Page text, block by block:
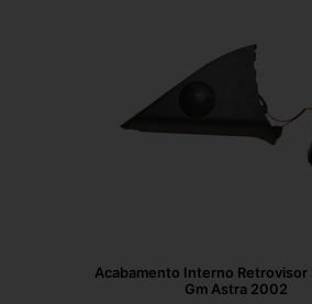
Acabamento Interno Retrovisor
Gm Astra 2002